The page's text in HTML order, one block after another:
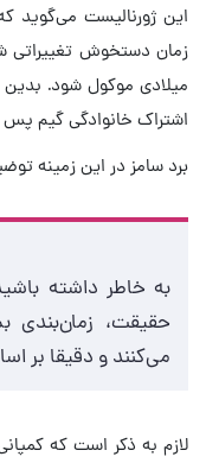
این ژورنالیست می‌گوید
میلادی موکول شود. بدین
اشتراک خانوادگی گیم
برد سامز در این زمینه
به خاطر داشته
حقیقت، زمان‌بندی
می‌کنند و دقیقا بر
لازم به ذکر است که